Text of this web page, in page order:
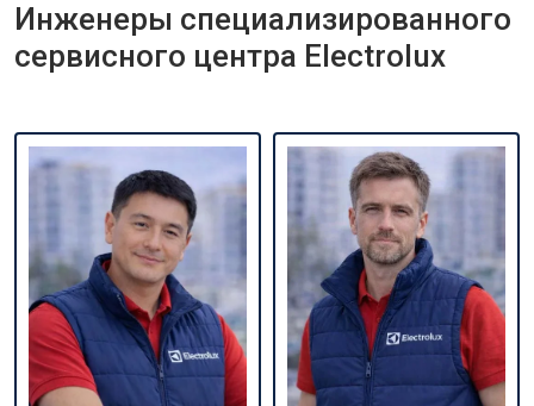
Инженеры специализированного
сервисного центра Electrolux